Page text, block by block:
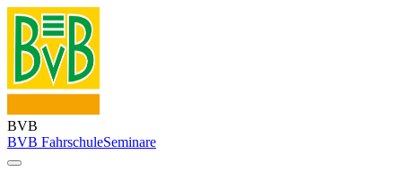
BVB
BVB FahrschuleSeminare